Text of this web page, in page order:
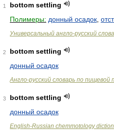
1
bottom settling
Полимеры: донный осадок
Универсальный англо-русский
2
bottom settling
донный осадок
Англо-русский словарь по
3
bottom settling
донный осадок
English-Russian chemmotology